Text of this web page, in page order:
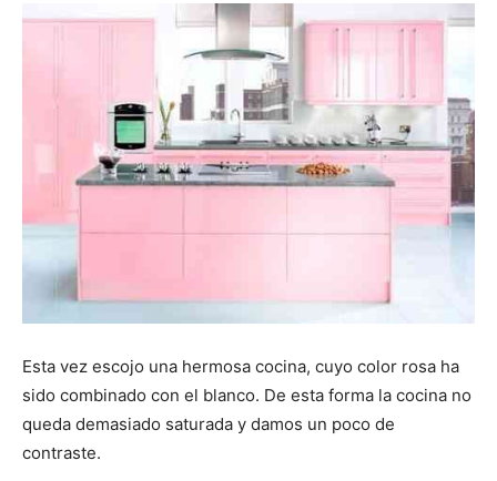
Esta vez escojo una hermosa cocina, cuyo color rosa ha
sido combinado con el blanco. De esta forma la cocina no
queda demasiado saturada y damos un poco de
contraste.